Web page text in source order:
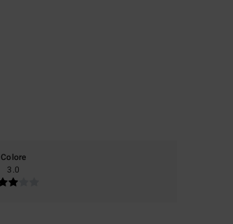
Colore
3.0